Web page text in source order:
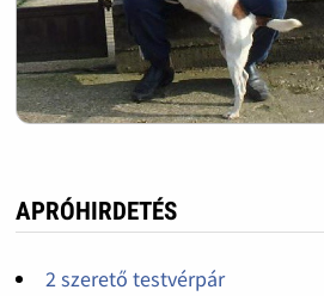
APRÓHIRDETÉS
2 szerető testvérpár